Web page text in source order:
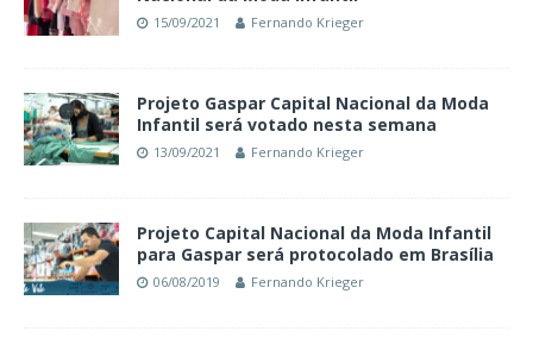
15/09/2021 Fernando Krieger
Projeto Gaspar Capital Nacional da Moda
Infantil será votado nesta semana
13/09/2021 Fernando Krieger
Projeto Capital Nacional da Moda Infantil
para Gaspar será protocolado em Brasília
06/08/2019 Fernando Krieger